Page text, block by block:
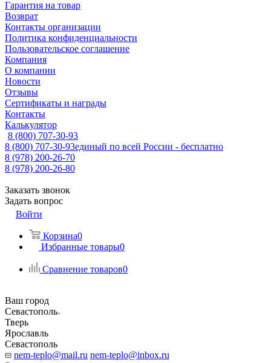
Гарантия на товар
Возврат
Контакты организации
Политика конфиденциальности
Пользовательское соглашение
Компания
О компании
Новости
Отзывы
Сертификаты и награды
Контакты
Калькулятор
8 (800) 707-30-93
8 (800) 707-30-93единый по всей России - бесплатно
8 (978) 200-26-70
8 (978) 200-26-80
Заказать звонок
Задать вопрос
Войти
Корзина0
Избранные товары0
Сравнение товаров0
Ваш город
Севастополь
Тверь
Ярославль
Севастополь
nem-teplo@mail.ru nem-teplo@inbox.ru